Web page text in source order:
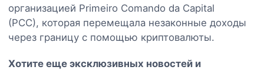
организацией Primeiro Comando da Capital
(PCC), которая перемещала незаконные доходы
через границу с помощью криптовалюты.
Хотите еще эксклюзивных новостей и